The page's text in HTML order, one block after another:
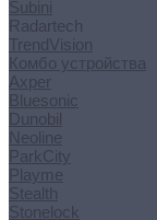
Subini
Radartech
TrendVision
Комбо устройства
Axper
Bluesonic
Dunobil
Neoline
ParkCity
Playme
Stealth
Stonelock